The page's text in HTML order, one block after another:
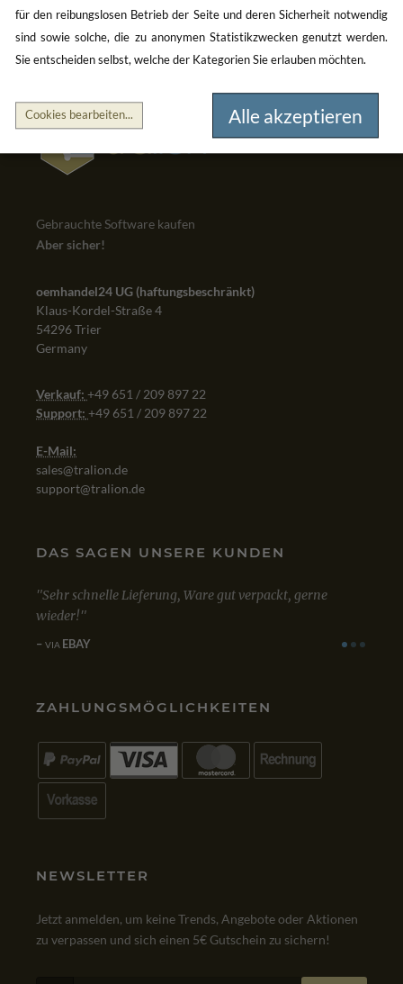
Gebrauchte Software kaufen
Aber sicher!
oemhandel24 UG (haftungsbeschränkt)
Klaus-Kordel-Straße 4
54296 Trier
Germany
Verkauf: +49 651 / 209 897 22
Support: +49 651 / 209 897 22
E-Mail:
sales@tralion.de
support@tralion.de
DAS SAGEN UNSERE KUNDEN
Lieferung, Ware gut verpackt, gerne
Mit dem Kauf
ZAHLUNGSMÖGLICHKEITEN
NEWSLETTER
Jetzt anmelden, um keine Trends, Angebote oder Aktionen
zu verpassen und sich einen 5€ Gutschein zu sichern!
für den reibungslosen Betrieb der Seite und deren Sicherheit notwendig
sind sowie solche, die zu anonymen Statistikzwecken genutzt werden.
Sie entscheiden selbst, welche der Kategorien Sie erlauben möchten.
Cookies bearbeiten... Alle akzeptieren